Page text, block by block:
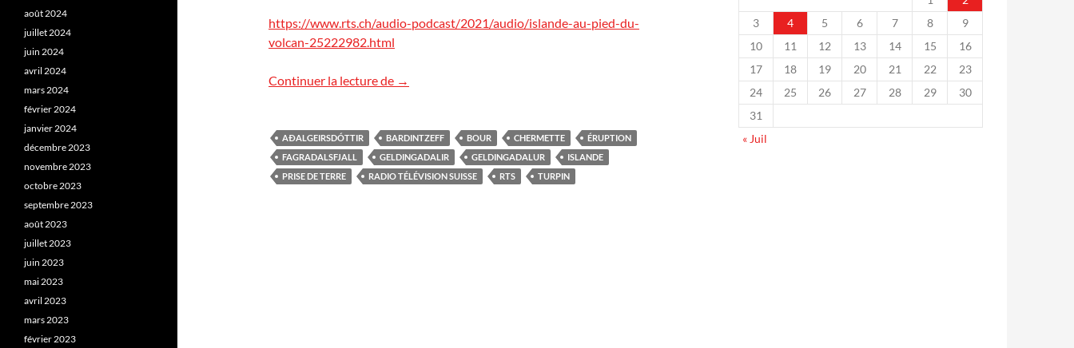
https://www.rts.ch/audio-podcast/2021/audio/islande-au-pied-du-
volcan-25222982.html
Continuer la lecture de L’éruption islandaise à la radio !
→
AÐALGEIRSDÓTTIR BARDINTZEFF BOUR CHERMETTE
ÉRUPTION
FAGRADALSFJALL
GELDINGADALIR GELDINGADALUR
ISLANDE
PRISE DE TERRE
RADIO TÉLÉVISION SUISSE RTS TURPIN
3
4 5 6 7 8
9
10
11 12 13 14 15
16
17
18 19 20 21 22
23
24
25 26 27 28 29
30
31
« Juil
août 2024
juillet 2024
juin 2024
avril 2024
mars 2024
février 2024
janvier 2024
décembre 2023
novembre 2023
octobre 2023
septembre 2023
août 2023
juillet 2023
juin 2023
mai 2023
avril 2023
mars 2023
février 2023